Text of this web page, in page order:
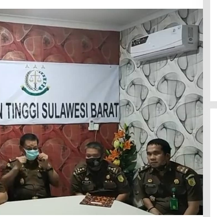
Efektif Cegah Kemacetan BBM,
Pos Pantau Polresta Mamuju
Amankan Jalur SPBU Kali Mamuju